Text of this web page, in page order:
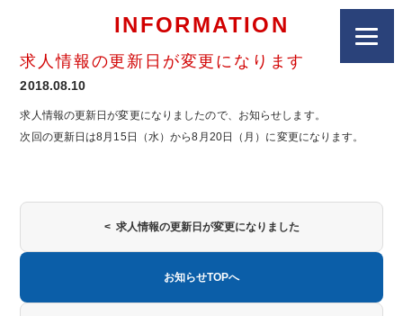
INFORMATION
求人情報の更新日が変更になります
2018.08.10
求人情報の更新日が変更になりましたので、お知らせします。
次回の更新日は8月15日（水）から8月20日（月）に変更になります。
< 求人情報の更新日が変更になりました
お知らせTOPへ